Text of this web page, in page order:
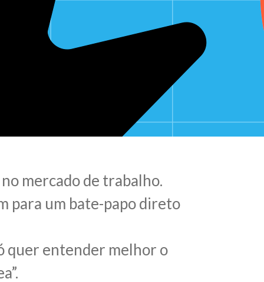
mercado de trabalho.
para um bate-papo direto
quer entender melhor o